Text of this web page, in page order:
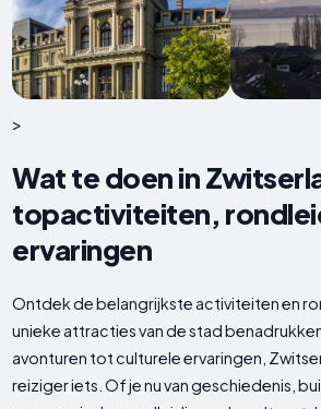
>
Wat te doen in
topactiviteiten,
ervaringen
Ontdek de belangrijkste activiteiten en
unieke attracties van de stad
avonturen tot culturele ervaringen,
reiziger iets. Of je nu van geschiedenis,